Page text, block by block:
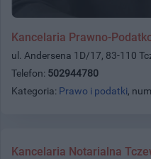
Kancelaria Prawno-
ul. Andersena 1D/17, 83-110
Telefon: 502944780
Kategoria: Prawo i podatki,
Kancelaria Notarialna